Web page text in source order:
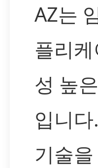
AZ는
플리
성 높
입니
기술